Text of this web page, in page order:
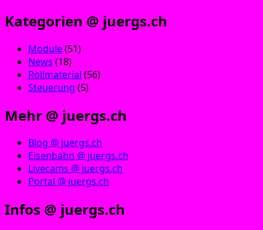
Kategorien @ juergs.ch
Module(51)
News (18)
Rollmaterial (56)
Steuerung (5)
Mehr @ juergs.ch
Blog @ juergs.ch
Eisenbahn @ juergs.ch
Livecams @ juergs.ch
Portal @ juergs.ch
Infos @ juergs.ch